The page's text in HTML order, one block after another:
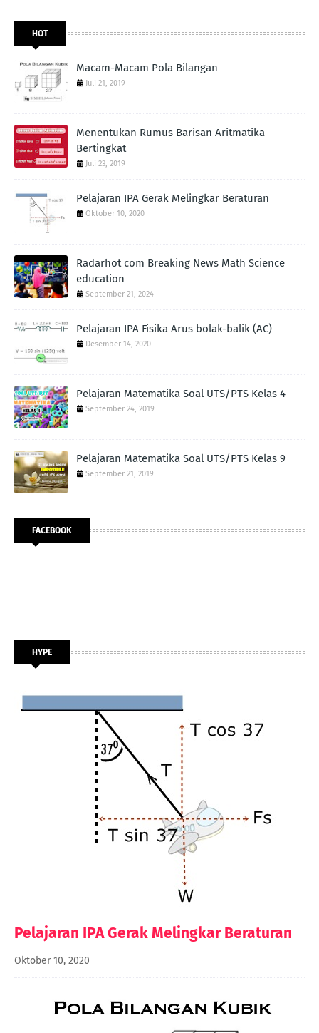
HOT
Macam-Macam Pola Bilangan
Juli 21, 2019
Menentukan Rumus Barisan Aritmatika
Bertingkat
Juli 23, 2019
Pelajaran IPA Gerak Melingkar Beraturan
Oktober 10, 2020
Radarhot com Breaking News Math Science
education
September 21, 2024
Pelajaran IPA Fisika Arus bolak-balik (AC)
Desember 14, 2020
Pelajaran Matematika Soal UTS/PTS Kelas 4
September 24, 2019
Pelajaran Matematika Soal UTS/PTS Kelas 9
September 21, 2019
FACEBOOK
HYPE
Pelajaran IPA Gerak Melingkar Beraturan
Oktober 10, 2020